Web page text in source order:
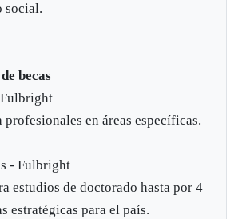
social.
becas
profesionales en áreas específicas.
- Fulbright
estudios de doctorado hasta por 4
estratégicas para el país.